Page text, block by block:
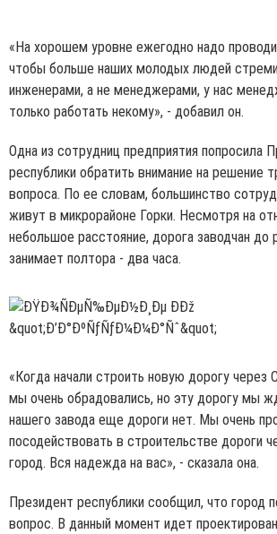
«На хорошем уровне ежегодно надо
чтобы больше наших молодых людей
инженерами, а не менеджерами, у нас
только работать некому», - добавил он.
Одна из сотрудниц предприятия попросила
республики обратить внимание на решение
вопроса. По ее словам, большинство
живут в микрорайоне Горки. Несмотря на
небольшое расстояние, дорога заводчан до
занимает полтора - два часа.
«Когда начали строить новую дорогу через
мы очень обрадовались, но эту дорогу мы
нашего завода еще дороги нет. Мы очень
посодействовать в строительстве дороги
город. Вся надежда на вас», - сказала она.
Президент республики сообщил, что город
вопрос. В данный момент идет